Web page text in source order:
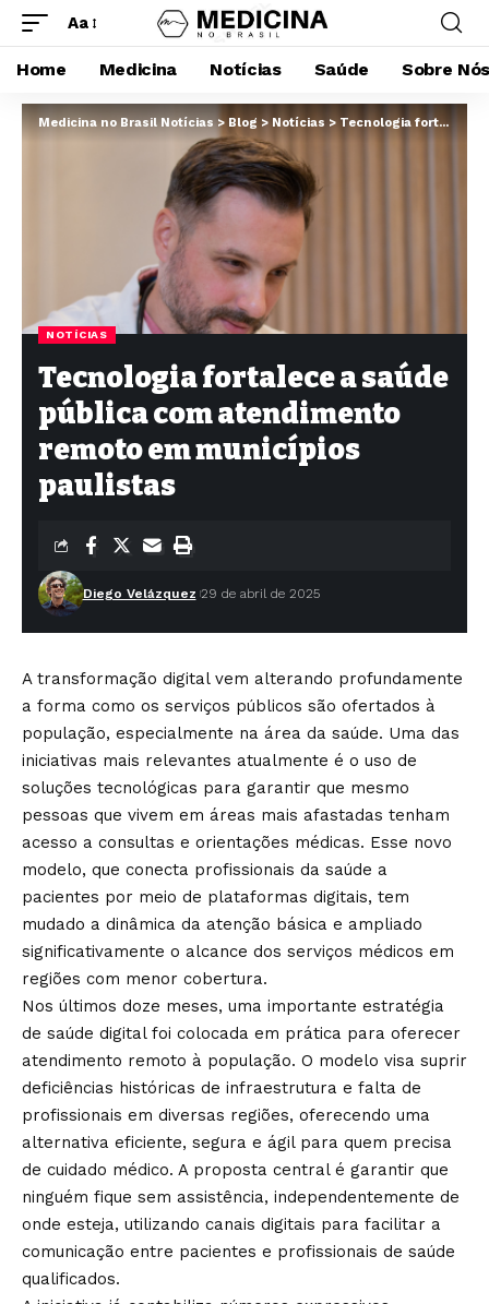
Aa
Home Medicina Notícias Saúde Sobre
Medicina no Brasil Notícias > Blog > Notícias > Tecnologia fortalece a saúde pública com atendimento remoto em municípios paulistas
NOTÍCIAS
Tecnologia fortalece a saúde
pública com atendimento
remoto em municípios
paulistas
Diego Velázquez 29 de abril de 2025
A transformação digital vem alterando profundamente
a forma como os serviços públicos são ofertados à
população, especialmente na área da saúde. Uma das
iniciativas mais relevantes atualmente é o uso de
soluções tecnológicas para garantir que mesmo
pessoas que vivem em áreas mais afastadas tenham
acesso a consultas e orientações médicas. Esse novo
modelo, que conecta profissionais da saúde a
pacientes por meio de plataformas digitais, tem
mudado a dinâmica da atenção básica e ampliado
significativamente o alcance dos serviços médicos em
regiões com menor cobertura.
Nos últimos doze meses, uma importante estratégia
de saúde digital foi colocada em prática para oferecer
atendimento remoto à população. O modelo visa suprir
deficiências históricas de infraestrutura e falta de
profissionais em diversas regiões, oferecendo uma
alternativa eficiente, segura e ágil para quem precisa
de cuidado médico. A proposta central é garantir que
ninguém fique sem assistência, independentemente de
onde esteja, utilizando canais digitais para facilitar a
comunicação entre pacientes e profissionais de saúde
qualificados.